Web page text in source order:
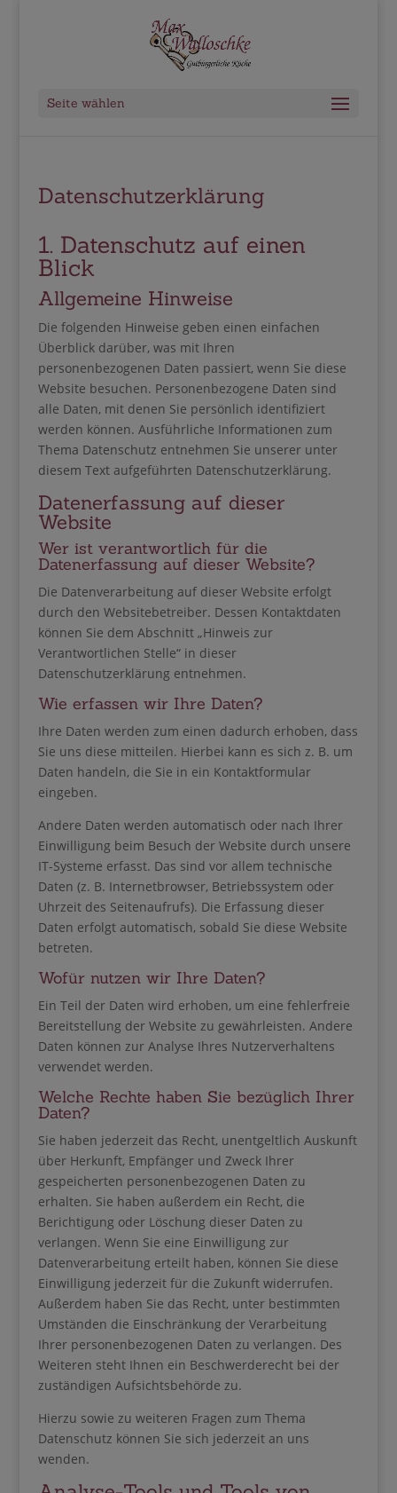
Seite wählen
Datenschutzerklärung
1. Datenschutz auf einen
Blick
Allgemeine Hinweise
Die folgenden Hinweise geben einen einfachen
Überblick darüber, was mit Ihren
personenbezogenen Daten passiert, wenn Sie diese
Website besuchen. Personenbezogene Daten sind
alle Daten, mit denen Sie persönlich identifiziert
werden können. Ausführliche Informationen zum
Thema Datenschutz entnehmen Sie unserer unter
diesem Text aufgeführten Datenschutzerklärung.
Datenerfassung auf dieser
Website
Wer ist verantwortlich für die
Datenerfassung auf dieser Website?
Die Datenverarbeitung auf dieser Website erfolgt
durch den Websitebetreiber. Dessen Kontaktdaten
können Sie dem Abschnitt „Hinweis zur
Verantwortlichen Stelle“ in dieser
Datenschutzerklärung entnehmen.
Wie erfassen wir Ihre Daten?
Ihre Daten werden zum einen dadurch erhoben, dass
Sie uns diese mitteilen. Hierbei kann es sich z. B. um
Daten handeln, die Sie in ein Kontaktformular
eingeben.
Andere Daten werden automatisch oder nach Ihrer
Einwilligung beim Besuch der Website durch unsere
IT-Systeme erfasst. Das sind vor allem technische
Daten (z. B. Internetbrowser, Betriebssystem oder
Uhrzeit des Seitenaufrufs). Die Erfassung dieser
Daten erfolgt automatisch, sobald Sie diese Website
betreten.
Wofür nutzen wir Ihre Daten?
Ein Teil der Daten wird erhoben, um eine fehlerfreie
Bereitstellung der Website zu gewährleisten. Andere
Daten können zur Analyse Ihres Nutzerverhaltens
verwendet werden.
Welche Rechte haben Sie bezüglich Ihrer
Daten?
Sie haben jederzeit das Recht, unentgeltlich Auskunft
über Herkunft, Empfänger und Zweck Ihrer
gespeicherten personenbezogenen Daten zu
erhalten. Sie haben außerdem ein Recht, die
Berichtigung oder Löschung dieser Daten zu
verlangen. Wenn Sie eine Einwilligung zur
Datenverarbeitung erteilt haben, können Sie diese
Einwilligung jederzeit für die Zukunft widerrufen.
Außerdem haben Sie das Recht, unter bestimmten
Umständen die Einschränkung der Verarbeitung
Ihrer personenbezogenen Daten zu verlangen. Des
Weiteren steht Ihnen ein Beschwerderecht bei der
zuständigen Aufsichtsbehörde zu.
Hierzu sowie zu weiteren Fragen zum Thema
Datenschutz können Sie sich jederzeit an uns
wenden.